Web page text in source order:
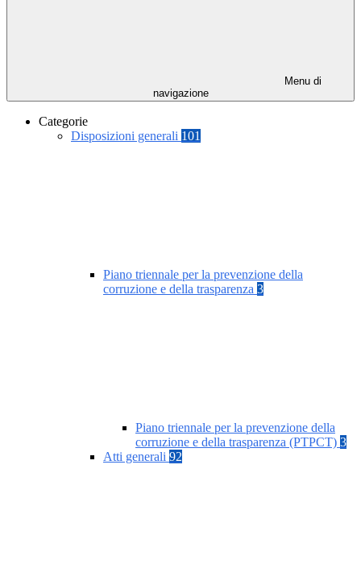
Menu di
navigazione
Categorie
Disposizioni generali 101
Piano triennale per la prevenzione della
corruzione e della trasparenza 3
Piano triennale per la prevenzione della
corruzione e della trasparenza (PTPCT) 3
Atti generali 92